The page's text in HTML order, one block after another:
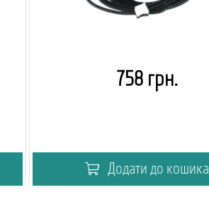
758 грн.
Додати до кошика